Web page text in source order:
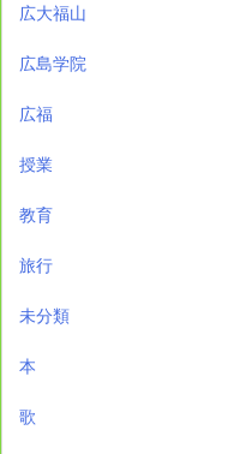
広大福山
広島学院
広福
授業
教育
旅行
未分類
本
歌